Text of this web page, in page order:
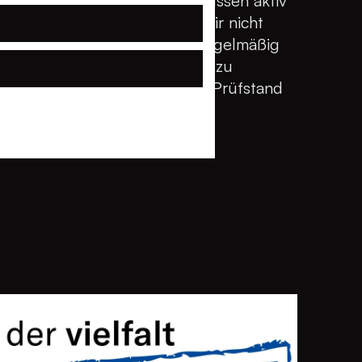
ehrlich: Wir wissen, dass wir nicht
daran, langfristig und regelmäßig
Anspruch ist es, uns stetig zu
immer wieder auf den Prüfstand